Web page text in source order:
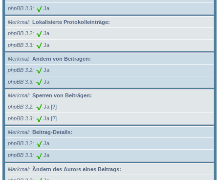
phpBB 3.3 Ja
Merkmal
Lokalisierte Protokolleinträge:
phpBB 3.2
Ja
phpBB 3.3 Ja
Merkmal
Ändern von Beiträgen:
phpBB 3.2
Ja
phpBB 3.3 Ja
Merkmal
Sperren von Beiträgen:
phpBB 3.2
Ja [?]
phpBB 3.3 Ja [?]
Merkmal
Beitrag-Details:
phpBB 3.2
Ja
phpBB 3.3 Ja
Merkmal
Ändern des Autors eines Beitrags: